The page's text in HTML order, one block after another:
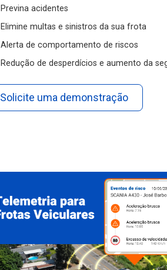
Previna acidentes
Elimine multas e sinistros da sua frota
Alerta de comportamento de riscos
Redução de desperdícios e aumento da
Solicite uma demonstração